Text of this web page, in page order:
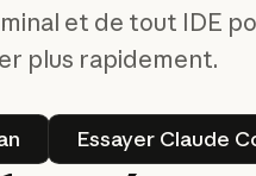
et de tout IDE
plus rapidement.
plan
Essayer Claude